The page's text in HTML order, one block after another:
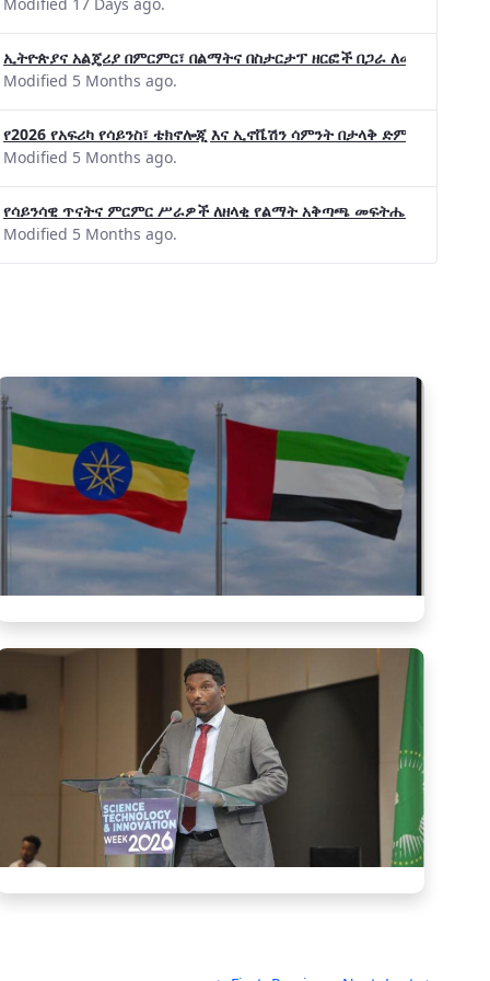
ኢትዮጵያና አልጄሪያ በምርምር፣ በልማትና በስታርታፕ ዘርፎች በጋራ ለመስራት መከሩ፡፡
Modified 5 Months ago.
የ2026 የአፍሪካ የሳይንስ፣ ቴክኖሎጂ እና ኢኖቬሽን ሳምንት በታላቅ ድምቀት
Modified 5 Months ago.
የሳይንሳዊ ጥናትና ምርምር ሥራዎች ለዘላቂ የልማት አቅጣጫ መፍትሔ ጠቋሚ
Modified 5 Months ago.